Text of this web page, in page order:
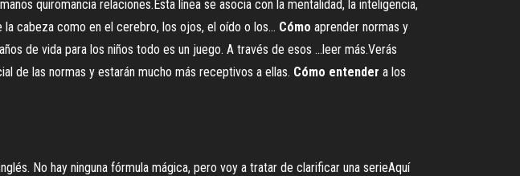
quiromancia relaciones.Esta línea se asocia con la mentalidad, la inteligencia,
cabeza como en el cerebro, los ojos, el oído o los... Cómo aprender normas y
de vida para los niños todo es un juego. A través de esos ...leer más.Verás
de las normas y estarán mucho más receptivos a ellas. Cómo entender a los
No hay ninguna fórmula mágica, pero voy a tratar de clarificar una serieAquí